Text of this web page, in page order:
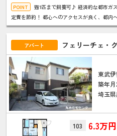
猫1匹まで飼養可♪ 経済的な都市ガ
定費を節約！ 都心へのアクセスが良く、都内
リア！ ワークスペースがあり、リモートワー
アパート フェリーチェ・
東武
築年
埼玉
103 6.3万円